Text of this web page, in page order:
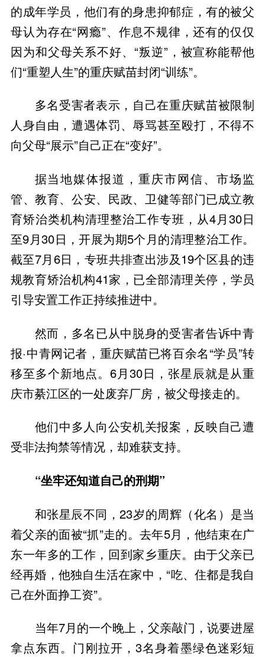
的成年学员，他们有的身患抑郁症，有的被父
母认为存在“网瘾”、作息不规律，还有的仅仅
因为和父母关系不好、“叛逆”，被宣称能帮他
们“重塑人生”的重庆赋苗封闭“训练”。
多名受害者表示，自己在重庆赋苗被限制
人身自由，遭遇体罚、辱骂甚至殴打，不得不
向父母“展示”自己正在“变好”。
据当地媒体报道，重庆市网信、市场监
管、教育、公安、民政、卫健等部门已成立教
育矫治类机构清理整治工作专班，从4月30日
至9月30日，开展为期5个月的清理整治工作。
截至7月6日，专班共排查出涉及19个区县的违
规教育矫治机构41家，已全部清理关停，学员
引导安置工作正持续推进中。
然而，多名已从中脱身的受害者告诉中青
报·中青网记者，重庆赋苗已将百余名“学员”转
移至多个新地点。6月30日，张星辰就是从重
庆市綦江区的一处废弃厂房，被父母接走的。
他们中多人向公安机关报案，反映自己遭
受非法拘禁等情况，却难获支持。
“坐牢还知道自己的刑期”
和张星辰不同，23岁的周辉（化名）是当
着父亲的面被“抓”走的。去年5月，他结束在广
东一年多的工作，回到家乡重庆。由于父亲已
经再婚，他独自生活在家中，“吃、住都是我自
己在外面挣工资”。
当年7月的一个晚上，父亲敲门，说要进屋
拿点东西。门刚拉开，3名身着墨绿色迷彩短